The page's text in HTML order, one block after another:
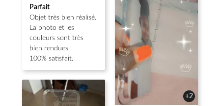
Note5
sur 5
Parfait
Objet très bien réalisé.
La photo et les
couleurs sont très
bien rendues.
100% satisfait.
+2